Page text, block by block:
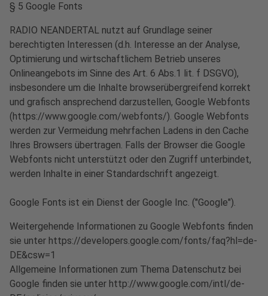
§ 5 Google Fonts
RADIO NEANDERTAL nutzt auf Grundlage seiner
berechtigten Interessen (d.h. Interesse an der Analyse,
Optimierung und wirtschaftlichem Betrieb unseres
Onlineangebots im Sinne des Art. 6 Abs.1 lit. f DSGVO),
insbesondere um die Inhalte browserübergreifend korrekt
und grafisch ansprechend darzustellen, Google Webfonts
(https://www.google.com/webfonts/). Google Webfonts
werden zur Vermeidung mehrfachen Ladens in den Cache
Ihres Browsers übertragen. Falls der Browser die Google
Webfonts nicht unterstützt oder den Zugriff unterbindet,
werden Inhalte in einer Standardschrift angezeigt.
Google Fonts ist ein Dienst der Google Inc. ("Google").
Weitergehende Informationen zu Google Webfonts finden
sie unter https://developers.google.com/fonts/faq?hl=de-
DE&csw=1
Allgemeine Informationen zum Thema Datenschutz bei
Google finden sie unter http://www.google.com/intl/de-